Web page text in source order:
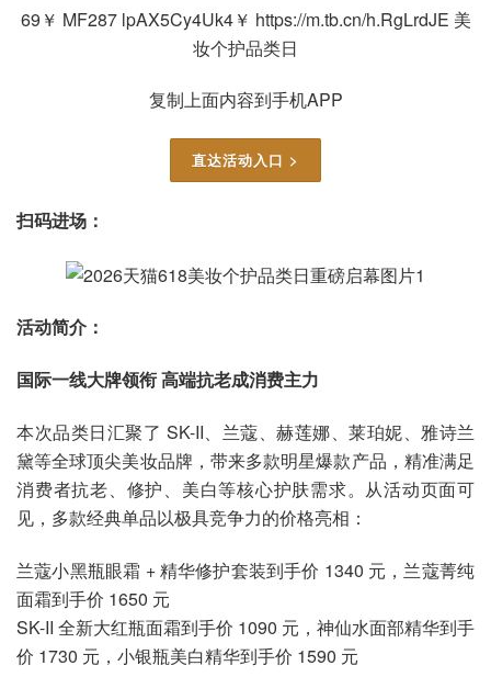
69￥ MF287 lpAX5Cy4Uk4￥ https://m.tb.cn/h.RgLrdJE 美
妆个护品类日
复制上面内容到手机APP
直达活动入口 >
扫码进场：
活动简介：
国际一线大牌领衔 高端抗老成消费主力
本次品类日汇聚了 SK-II、兰蔻、赫莲娜、莱珀妮、雅诗兰
黛等全球顶尖美妆品牌，带来多款明星爆款产品，精准满足
消费者抗老、修护、美白等核心护肤需求。从活动页面可
见，多款经典单品以极具竞争力的价格亮相：
兰蔻小黑瓶眼霜 + 精华修护套装到手价 1340 元，兰蔻菁纯
面霜到手价 1650 元
SK-II 全新大红瓶面霜到手价 1090 元，神仙水面部精华到手
价 1730 元，小银瓶美白精华到手价 1590 元